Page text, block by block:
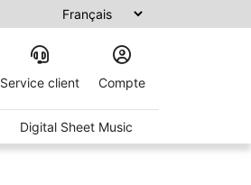
Service client Compte
Digital Sheet Music